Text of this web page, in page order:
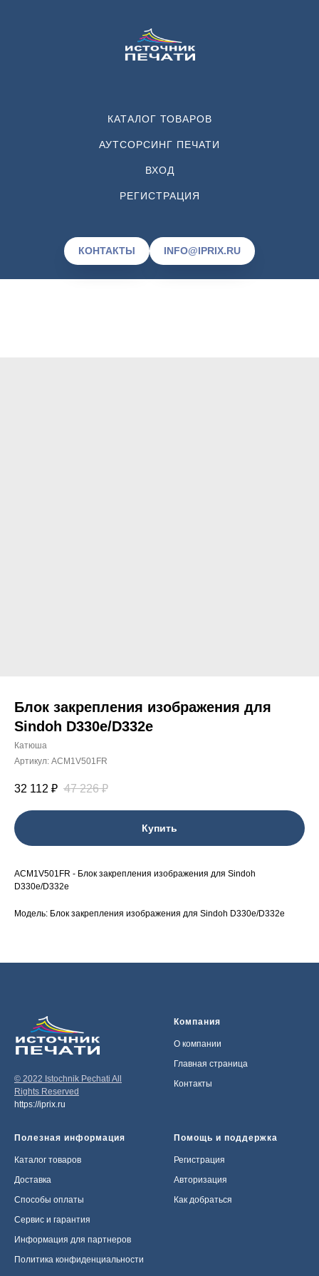
КАТАЛОГ ТОВАРОВ
АУТСОРСИНГ ПЕЧАТИ
ВХОД
РЕГИСТРАЦИЯ
КОНТАКТЫ INFO@IPRIX.RU
Блок закрепления изображения для
Sindoh D330e/D332e
Катюша
Артикул: ACM1V501FR
32 112 ₽ 47 226 ₽
Купить
ACM1V501FR - Блок закрепления изображения для Sindoh
D330e/D332e
Модель: Блок закрепления изображения для Sindoh D330e/D332e
© 2022 Istochnik Pechati All
Rights Reserved
https://iprix.ru
Компания
О компании
Главная страница
Контакты
Полезная информация
Каталог товаров
Доставка
Способы оплаты
Сервис и гарантия
Информация для партнеров
Политика конфиденциальности
Помощь и поддержка
Регистрация
Авторизация
Как добраться